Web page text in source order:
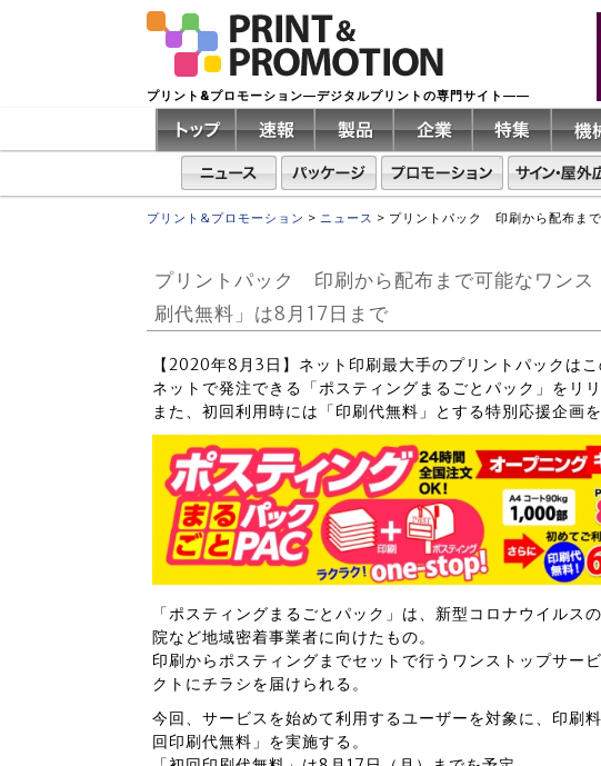
プリント&プロモーション―デジタルプリントの専門サイト――
プリント&プロモーション > ニュース > プリントパック 印刷から配布ま
プリントパック 印刷から配布まで可能なワン
刷代無料」は8月17日まで
【2020年8月3日】ネット印刷最大手のプリントパックは
ネットで発注できる「ポスティングまるごとパック」をリリ
また、初回利用時には「印刷代無料」とする特別応援企画を
「ポスティングまるごとパック」は、新型コロナウイルス
院など地域密着事業者に向けたもの。
印刷からポスティングまでセットで行うワンストップサー
クトにチラシを届けられる。
今回、サービスを始めて利用するユーザーを対象に、印刷
回印刷代無料」を実施する。